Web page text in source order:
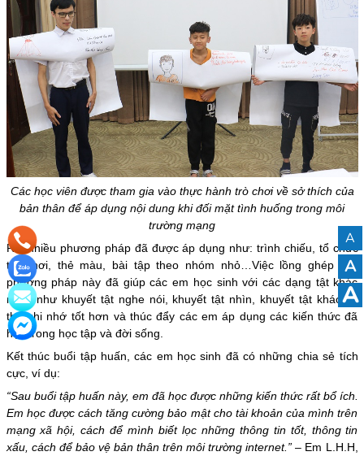
Các học viên được tham gia vào thực hành trò chơi về sở thích của
bản thân để áp dụng nội dung khi đối mặt tình huống trong môi
trường mạng
Rất nhiều phương pháp đã được áp dụng như: trình chiếu, tổ chức
trò chơi, thẻ màu, bài tập theo nhóm nhỏ…Việc lồng ghép các
phương pháp này đã giúp các em học sinh với các dạng tật khác
nhau như khuyết tật nghe nói, khuyết tật nhìn, khuyết tật khác có
thể ghi nhớ tốt hơn và thúc đẩy các em áp dụng các kiến thức đã
học trong học tập và đời sống.
Kết thúc buổi tập huấn, các em học sinh đã có những chia sẻ tích
cực, ví dụ:
“Sau buổi tập huấn này, em đã học được những kiến thức rất bổ ích.
Em học được cách tăng cường bảo mật cho tài khoản của mình trên
mạng xã hội, cách để mình biết lọc những thông tin tốt, thông tin
xấu, cách để bảo vệ bản thân trên môi trường internet.” – Em L.H.H,
A
A
A